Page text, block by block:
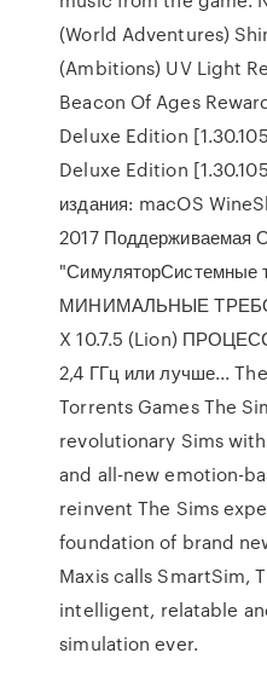
(World Adventures)
(Ambitions) UV Light
Beacon Of Ages
Deluxe Edition
Deluxe Edition
издания: macOS
2017 Поддерживаемая
"СимуляторСистемные
МИНИМАЛЬНЫЕ
X 10.7.5 (Lion)
2,4 ГГц или лучше... The
Torrents Games The
revolutionary Sims
and all-new emotion-
reinvent The Sims
foundation of brand
Maxis calls SmartSim,
intelligent, relatable
simulation ever.